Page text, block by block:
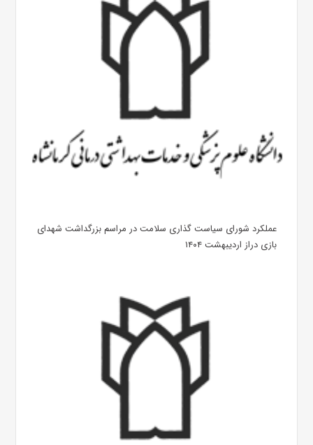
عملکرد شورای سیاست گذاری سلامت در مراسم بزرگداشت شهدای
بازی دراز اردیبهشت ۱۴۰۴